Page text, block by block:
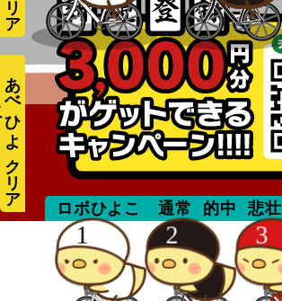
ロボひよこ 通常 的中 悲壮
あ
べ
ひ
よsuzuki